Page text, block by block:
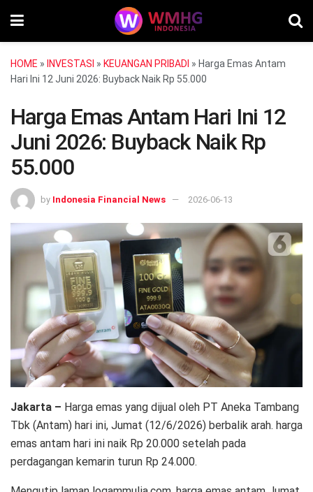
HOME » INVESTASI » KEUANGAN PRIBADI » Harga Emas Antam
Hari Ini 12 Juni 2026: Buyback Naik Rp 55.000
Harga Emas Antam Hari Ini 12
Juni 2026: Buyback Naik Rp
55.000
by Indonesia Financial News 2026-06-13
Jakarta – Harga emas yang dijual oleh PT Aneka Tambang
Tbk (Antam) hari ini, Jumat (12/6/2026) berbalik arah. harga
emas antam hari ini naik Rp 20.000 setelah pada
perdagangan kemarin turun Rp 24.000.